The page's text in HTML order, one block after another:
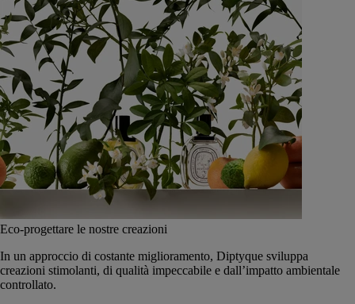
Eco-progettare le nostre creazioni
In un approccio di costante miglioramento, Diptyque sviluppa
creazioni stimolanti, di qualità impeccabile e dall’impatto ambientale
controllato.